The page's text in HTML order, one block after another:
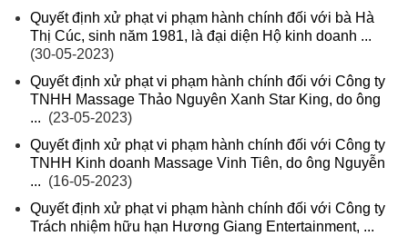
Quyết định xử phạt vi phạm hành chính đối với bà Hà
Thị Cúc, sinh năm 1981, là đại diện Hộ kinh doanh ...
(30-05-2023)
Quyết định xử phạt vi phạm hành chính đối với Công ty
TNHH Massage Thảo Nguyên Xanh Star King, do ông
... (23-05-2023)
Quyết định xử phạt vi phạm hành chính đối với Công ty
TNHH Kinh doanh Massage Vinh Tiên, do ông Nguyễn
... (16-05-2023)
Quyết định xử phạt vi phạm hành chính đối với Công ty
Trách nhiệm hữu hạn Hương Giang Entertainment, ...